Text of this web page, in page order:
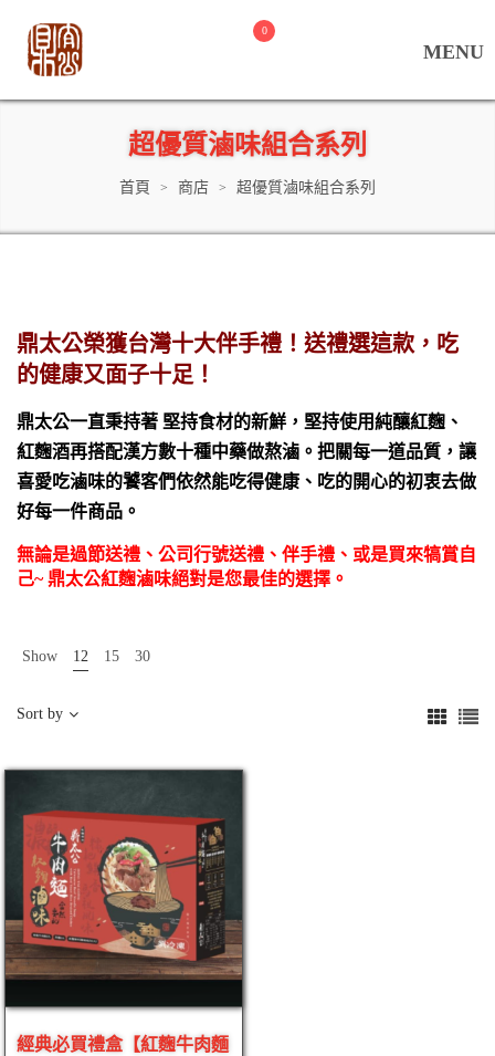
0
超優質滷味組合系列
首頁 > 商店 > 超優質滷味組合系列
鼎太公榮獲台灣十大伴手禮！送禮選這款，吃
的健康又面子十足！
鼎太公一直秉持著 堅持食材的新鮮，堅持使用純釀紅麴、
紅麴酒再搭配漢方數十種中藥做熬滷。把關每一道品質，讓
喜愛吃滷味的饕客們依然能吃得健康、吃的開心的初衷去做
好每一件商品。
無論是過節送禮、公司行號送禮、伴手禮、或是買來犒賞自
己~ 鼎太公紅麴滷味絕對是您最佳的選擇。
Show 12 15 30
Sort by
經典必買禮盒【紅麴牛肉麵